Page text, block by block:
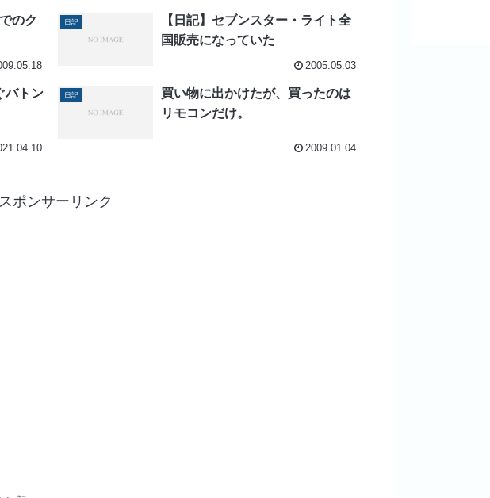
のク
日記
【日記】セブンスター・ライト全
国販売になっていた
2005.05.03
バトン 日記
買い物に出かけたが、買ったのは
リモコンだけ。
2009.01.04
スポンサーリンク